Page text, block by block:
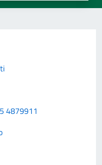
4879911